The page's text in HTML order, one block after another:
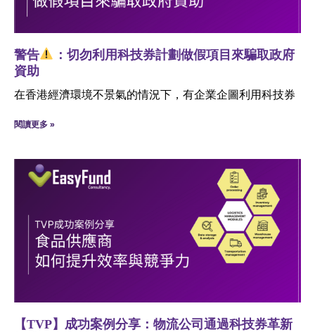
警告
：切勿利用科技券計劃做假項目來騙取政府
資助
在香港經濟環境不景氣的情況下，有企業企圖利用科技券
閱讀更多 »
【TVP】成功案例分享：物流公司通過科技券革新